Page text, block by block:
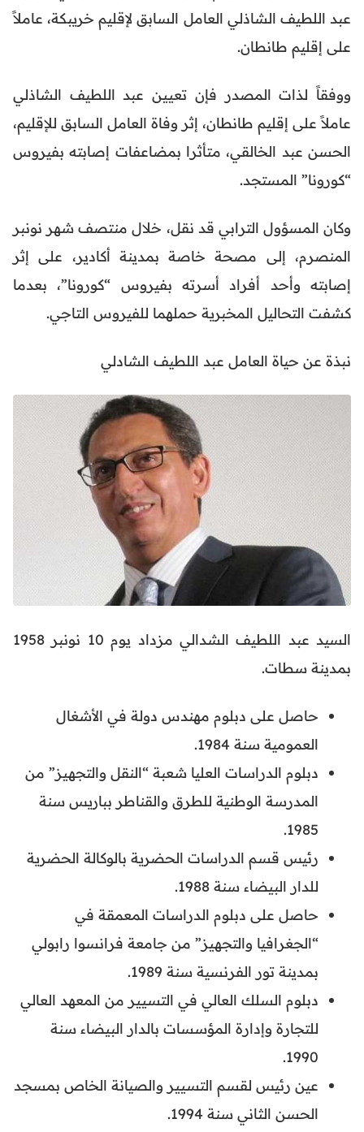
عبد اللطيف الشاذلي العامل السابق لإقليم خريبكة، عاملاً
على إقليم طانطان.
ووفقاً لذات المصدر فإن تعيين عبد اللطيف الشاذلي
عاملاً على إقليم طانطان، إثر وفاة العامل السابق للإقليم،
الحسن عبد الخالقي، متأثرا بمضاعفات إصابته بفيروس
“كورونا” المستجد.
وكان المسؤول الترابي قد نقل، خلال منتصف شهر نونبر
المنصرم، إلى مصحة خاصة بمدينة أكادير، على إثر
إصابته وأحد أفراد أسرته بفيروس “كورونا”، بعدما
كشفت التحاليل المخبرية حملهما للفيروس التاجي.
نبذة عن حياة العامل عبد اللطيف الشادلي
السيد عبد اللطيف الشدالي مزداد يوم 10 نونبر 1958
بمدينة سطات.
حاصل على دبلوم مهندس دولة في الأشغال
العمومية سنة 1984.
دبلوم الدراسات العليا شعبة “النقل والتجهيز” من
المدرسة الوطنية للطرق والقناطر بباريس سنة
1985.
رئيس قسم الدراسات الحضرية بالوكالة الحضرية
للدار البيضاء سنة 1988.
حاصل على دبلوم الدراسات المعمقة في
“الجغرافيا والتجهيز” من جامعة فرانسوا رابولي
بمدينة تور الفرنسية سنة 1989.
دبلوم السلك العالي في التسيير من المعهد العالي
للتجارة وإدارة المؤسسات بالدار البيضاء سنة
1990.
عين رئيس لقسم التسيير والصيانة الخاص بمسجد
الحسن الثاني سنة 1994.